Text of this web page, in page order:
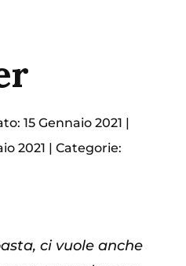
15 Gennaio 2021 |
2021 | Categorie:
ci vuole anche